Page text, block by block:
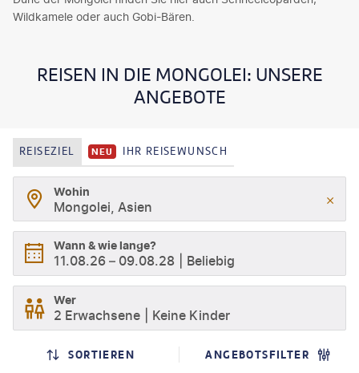
Wildkamele oder auch Gobi-Bären.
REISEN IN DIE MONGOLEI: UNSERE
ANGEBOTE
REISEZIEL NEU IHR REISEWUNSCH
Wohin
Mongolei, Asien
Wann & wie lange?
11.08.26 – 09.08.28 Beliebig
Wer
2 Erwachsene Keine Kinder
SORTIEREN ANGEBOTSFILTER